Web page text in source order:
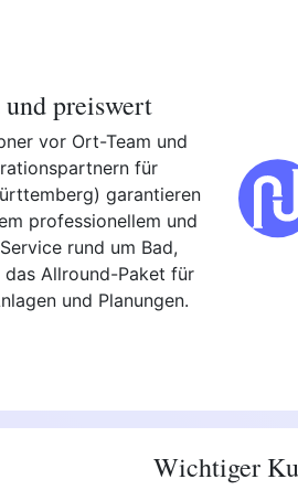
preiswert
vor Ort-Team und
für
garantieren
professionellem und
rund um Bad,
das Allround-Paket für
und Planungen.
Wichtiger